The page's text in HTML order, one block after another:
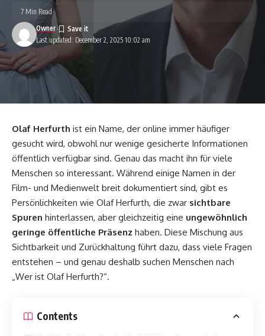
Last updated: December 2, 2025 10:02 am
Owner
7 Min Read
Olaf Herfurth ist ein Name, der online immer häufiger
gesucht wird, obwohl nur wenige gesicherte Informationen
öffentlich verfügbar sind. Genau das macht ihn für viele
Menschen so interessant. Während einige Namen in der
Film- und Medienwelt breit dokumentiert sind, gibt es
Persönlichkeiten wie Olaf Herfurth, die zwar sichtbare
Spuren hinterlassen, aber gleichzeitig eine ungewöhnlich
geringe öffentliche Präsenz haben. Diese Mischung aus
Sichtbarkeit und Zurückhaltung führt dazu, dass viele Fragen
entstehen – und genau deshalb suchen Menschen nach
„Wer ist Olaf Herfurth?“.
Contents